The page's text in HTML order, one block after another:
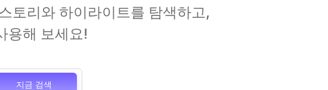
토리와 하이라이트를 탐색하고,
용해 보세요!
지금 검색